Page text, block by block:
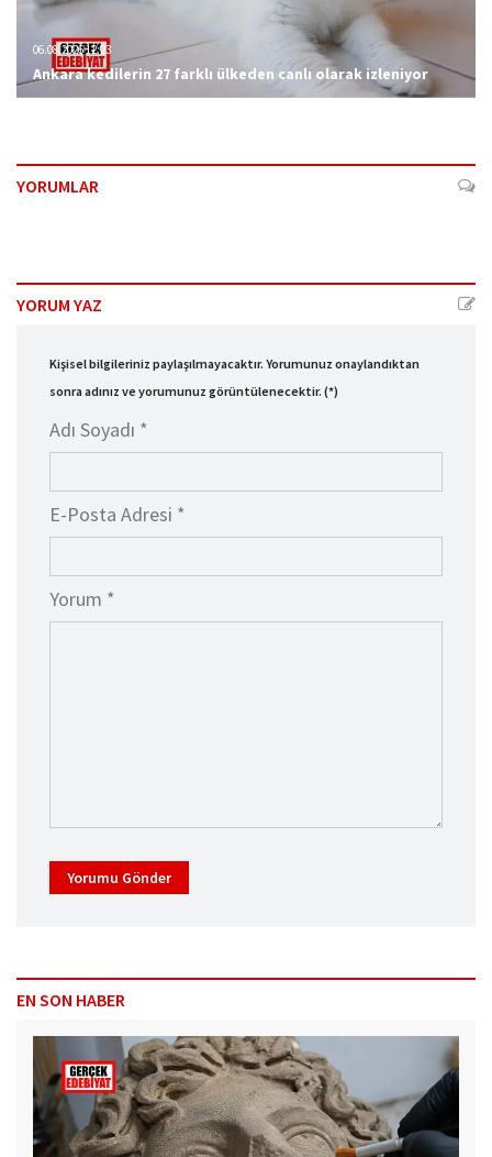
06.08.2026 12:23
Ankara kedilerin 27 farklı ülkeden canlı olarak izleniyor
YORUMLAR
YORUM YAZ
Kişisel bilgileriniz paylaşılmayacaktır. Yorumunuz onaylandıktan
sonra adınız ve yorumunuz görüntülenecektir. (*)
Adı Soyadı *
E-Posta Adresi *
Yorum *
Yorumu Gönder
EN SON HABER